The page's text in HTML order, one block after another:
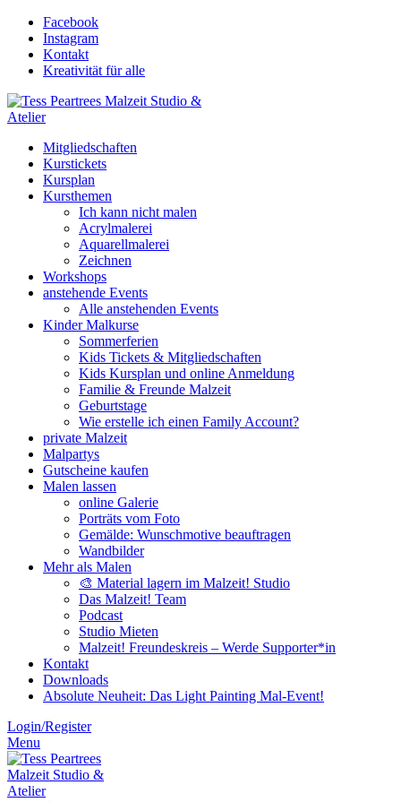
Facebook
Instagram
Kontakt
Kreativität für alle
Mitgliedschaften
Kurstickets
Kursplan
Kursthemen
Ich kann nicht malen
Acrylmalerei
Aquarellmalerei
Zeichnen
Workshops
anstehende Events
Alle anstehenden Events
Kinder Malkurse
Sommerferien
Kids Tickets & Mitgliedschaften
Kids Kursplan und online Anmeldung
Familie & Freunde Malzeit
Geburtstage
Wie erstelle ich einen Family Account?
private Malzeit
Malpartys
Gutscheine kaufen
Malen lassen
online Galerie
Porträts vom Foto
Gemälde: Wunschmotive beauftragen
Wandbilder
Mehr als Malen
🎨 Material lagern im Malzeit! Studio
Das Malzeit! Team
Podcast
Studio Mieten
Malzeit! Freundeskreis – Werde Supporter*in
Kontakt
Downloads
Absolute Neuheit: Das Light Painting Mal-Event!
Login/Register
Menu